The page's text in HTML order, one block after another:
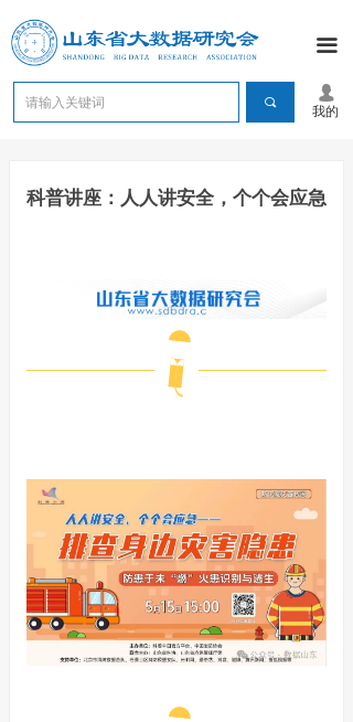
끀
끠
넙
我的
科普讲座：人人讲安全，个个会应急